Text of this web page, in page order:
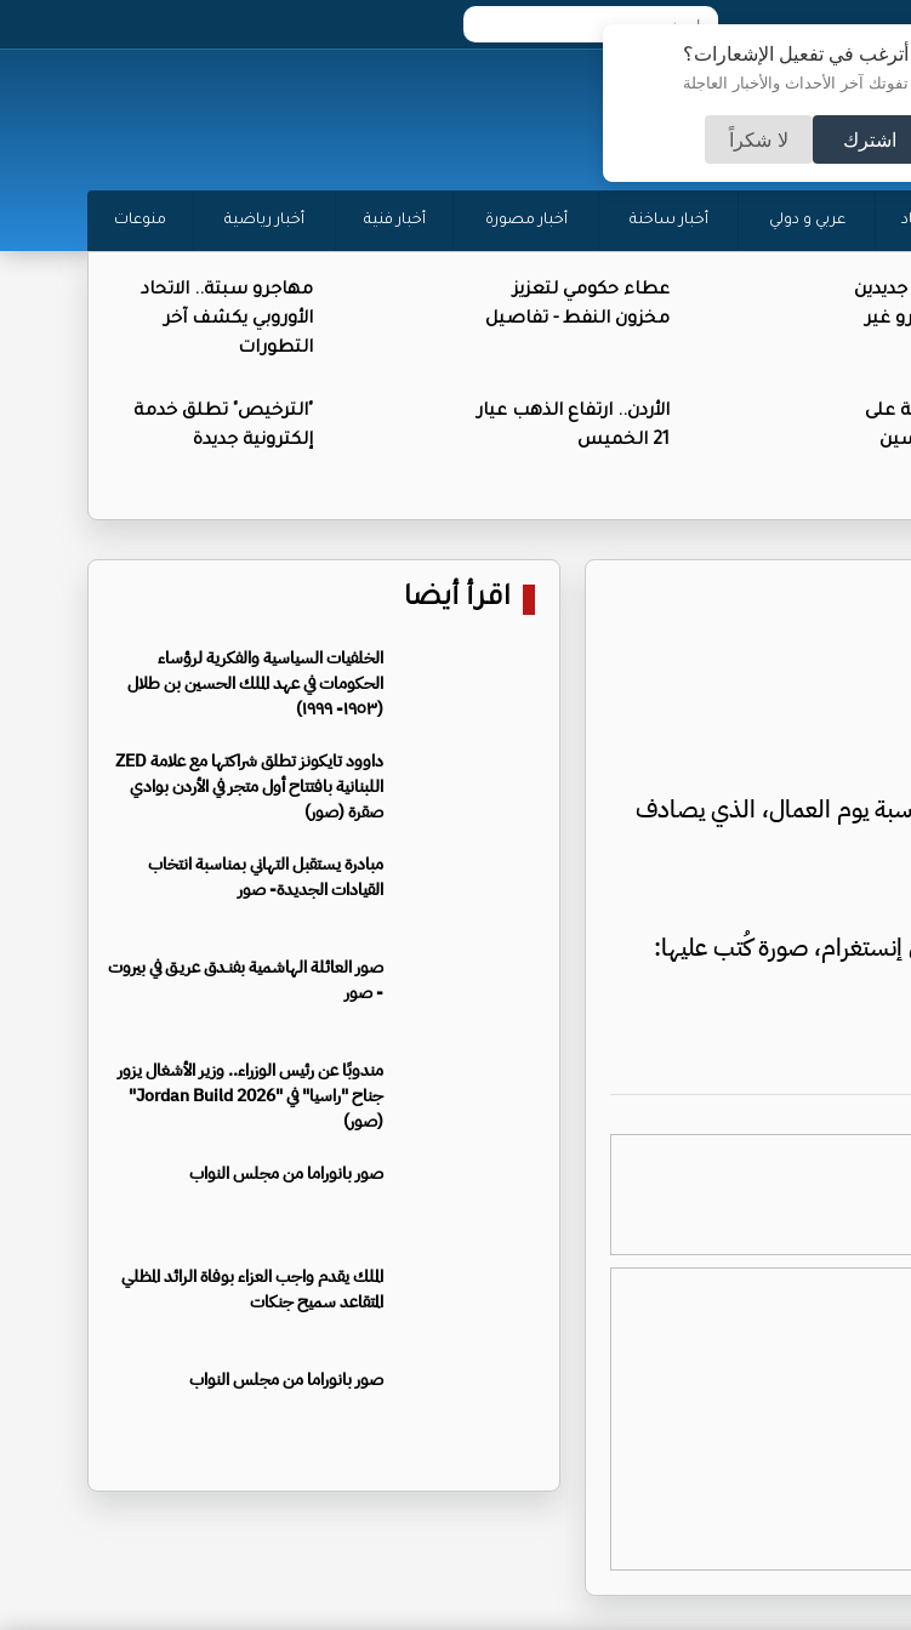
أترغب في تفعيل الإشعارات؟
آخر الأحداث والأخبار العاجلة
اشترك لا شكراً
عربي و دولي أخبار ساخنة أخبار مصورة أخبار فنية أخبار رياضية منوعات
غير
عطاء حكومي لتعزيز
مخزون النفط - تفاصيل
مهاجرو سبتة.. الاتحاد
الأوروبي يكشف آخر
التطورات
على
الأردن.. ارتفاع الذهب عيار
21 الخميس
"الترخيص" تطلق خدمة
إلكترونية جديدة
يوم العمال، الذي يصادف
صورة كُتب عليها:
اقرأ أيضا
الخلفيات السياسية والفكرية لرؤساء
الحكومات في عهد الملك الحسين بن طلال
(١٩٥٣- ١٩٩٩)
داوود تايكونز تطلق شراكتها مع علامة ZED
اللبنانية بافتتاح أول متجر في الأردن بوادي
صقرة (صور)
مبادرة يستقبل التهاني بمناسبة انتخاب
القيادات الجديدة- صور
صور العائلة الهاشمية بفنـدق عريـق في بيروت
- صور
مندوبًا عن رئيس الوزراء.. وزير الأشغال يزور
جناح "راسيا" في "Jordan Build 2026"
(صور)
صور بانوراما من مجلس النواب
الملك يقدم واجب العزاء بوفاة الرائد المظلي
المتقاعد سميح جنكات
صور بانوراما من مجلس النواب